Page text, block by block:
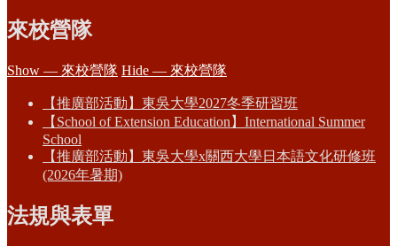
來校營隊
Show — 來校營隊 Hide — 來校營隊
【推廣部活動】東吳大學2027冬季研習班
【School of Extension Education】International Summer
School
【推廣部活動】東吳大學x關西大學日本語文化研修班
(2026年暑期)
法規與表單